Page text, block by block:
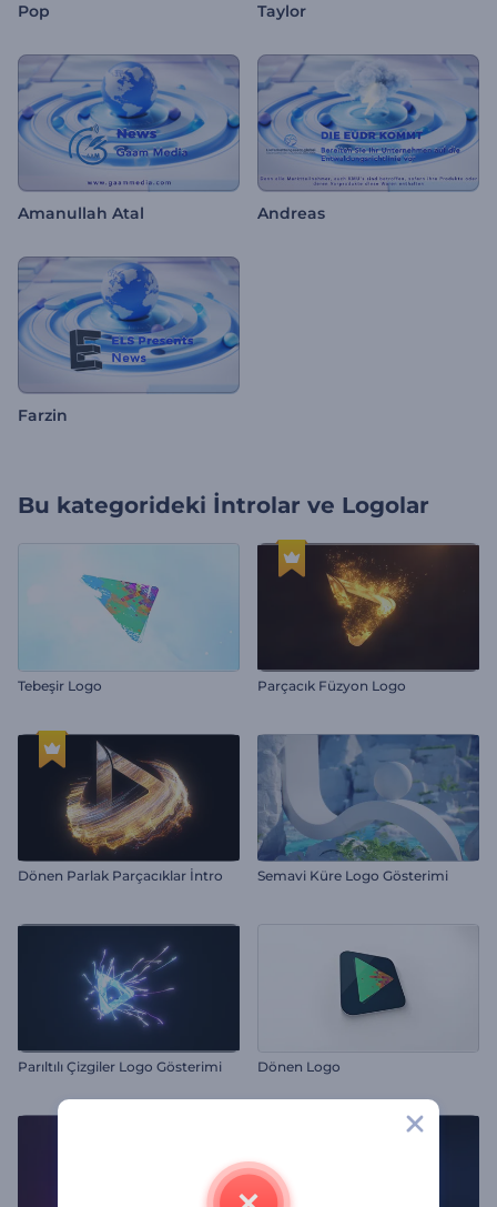
Pop Taylor
Amanullah Atal Andreas
Farzin
Bu kategorideki İntrolar ve Logolar
Tebeşir Logo Parçacık Füzyon Logo
Dönen Parlak Parçacıklar İntro Semavi Küre Logo Gösterimi
Parıltılı Çizgiler Logo Gösterimi Dönen Logo